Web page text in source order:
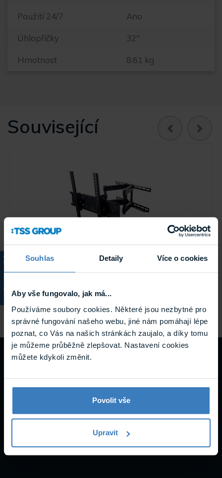
Souhlas Detaily Více o cookies
Aby vše fungovalo, jak má...
Používáme soubory cookies. Některé jsou nezbytné pro
správné fungování našeho webu, jiné nám pomáhají lépe
poznat, co Vás na našich stránkách zaujalo, a díky tomu
je můžeme průběžně zlepšovat. Nastavení cookies
můžete kdykoli změnit.
Povolit vše
Upravit
KATALOG
Použití 24/7 Ano
Úhlopříčky 32"
Hmotnost 8.61 kg
Související
VESA2-5 držák monitorů
400 mm, nosnost max. 55 kg
Skladem
Návody a
podpora